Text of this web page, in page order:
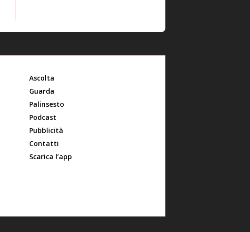
Ascolta
Guarda
Palinsesto
Podcast
Pubblicità
Contatti
Scarica l’app